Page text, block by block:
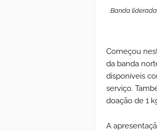
Banda liderada
Começou
da banda
disponíveis
serviço.
doação de 1
A